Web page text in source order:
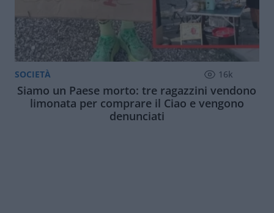
SOCIETÀ 16k
Siamo un Paese morto: tre ragazzini vendono
limonata per comprare il Ciao e vengono
denunciati